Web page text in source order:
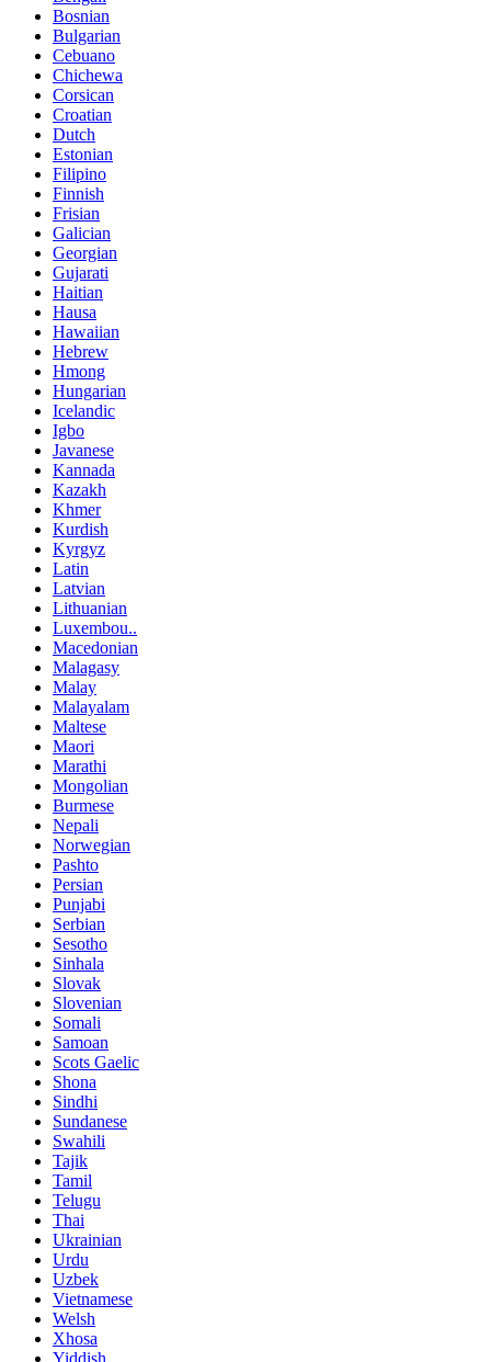
Bosnian
Bulgarian
Cebuano
Chichewa
Corsican
Croatian
Dutch
Estonian
Filipino
Finnish
Frisian
Galician
Georgian
Gujarati
Haitian
Hausa
Hawaiian
Hebrew
Hmong
Hungarian
Icelandic
Igbo
Javanese
Kannada
Kazakh
Khmer
Kurdish
Kyrgyz
Latin
Latvian
Lithuanian
Luxembou..
Macedonian
Malagasy
Malay
Malayalam
Maltese
Maori
Marathi
Mongolian
Burmese
Nepali
Norwegian
Pashto
Persian
Punjabi
Serbian
Sesotho
Sinhala
Slovak
Slovenian
Somali
Samoan
Scots Gaelic
Shona
Sindhi
Sundanese
Swahili
Tajik
Tamil
Telugu
Thai
Ukrainian
Urdu
Uzbek
Vietnamese
Welsh
Xhosa
Yiddish